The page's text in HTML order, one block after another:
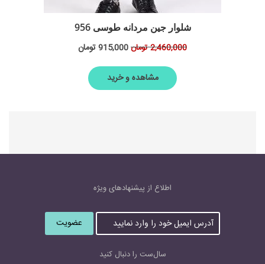
شلوار جین مردانه طوسی 956
2,460,000تومان915,000تومان
مشاهده و خرید
اطلاع از پیشنهاد‌های‌ ویژه
آ
د
ر
س
سال‌ست را دنبال کنید